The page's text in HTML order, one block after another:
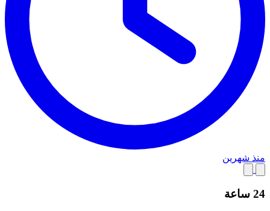
منذ شهرين
24 ساعة